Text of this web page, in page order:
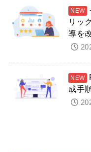
リッ
導を
成手